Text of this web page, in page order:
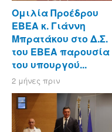
Ομιλία Προέδρου
ΕΒΕΑ κ. Γιάννη
Μπρατάκου στο Δ.Σ.
του ΕΒΕΑ παρουσία
του υπουργού...
2 μήνες πριν